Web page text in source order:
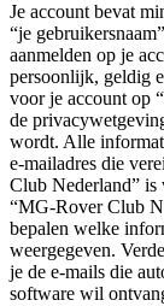
Je account bevat
“je
aanmelden op je
persoonlijk, geldig
voor je account op
de
wordt. Alle
e-mailadres die
Club Nederland” is
“MG-Rover Club
bepalen welke
weergegeven.
je de e-mails die
software wil